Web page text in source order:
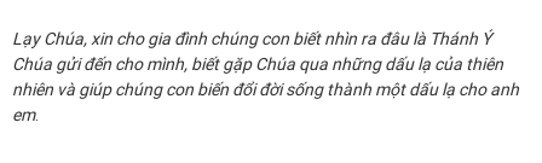
Lạy Chúa, xin cho gia đình chúng con biết nhìn ra đâu là Thánh Ý
Chúa gửi đến cho mình, biết gặp Chúa qua những dấu lạ của thiên
nhiên và giúp chúng con biến đổi đời sống thành một dấu lạ cho anh
em.